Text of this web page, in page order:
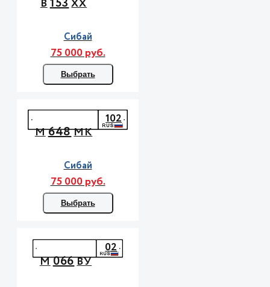
В ХХ
Сибай
75 000 руб.
Выбрать
М648МК
102
Сибай
75 000 руб.
Выбрать
М066ВУ
02